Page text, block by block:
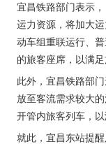
宜昌铁路部门表示
运力资源，将加大
动车组重联运行、
的旅客座席，以满足
此外，宜昌铁路部
放至客流需求较大
开管内旅客列车，以
就此，宜昌东站提